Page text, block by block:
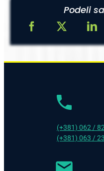
Podeli
(+381) 062 /
(+381) 063 /